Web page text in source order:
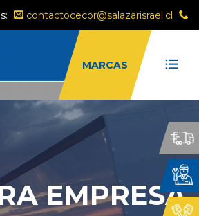
contactocecor@salazarisrael.cl
MARCAS
EMPRESA